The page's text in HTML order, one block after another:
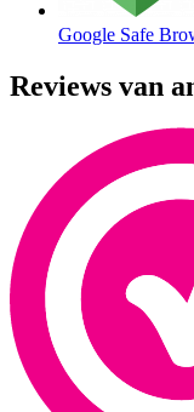
Google Safe
Reviews van